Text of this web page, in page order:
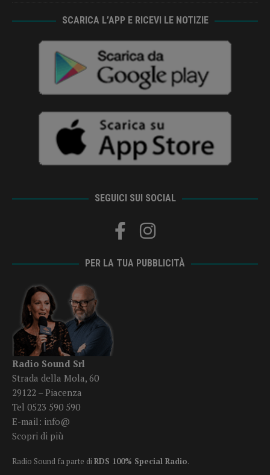
SCARICA L’APP E RICEVI LE NOTIZIE
SEGUICI SUI SOCIAL
PER LA TUA PUBBLICITÀ
Radio Sound Srl
Strada della Mola, 60
29122 – Piacenza
Tel 0523 590 590
E-mail: info@
Scopri di più
Radio Sound fa parte diRDS 100% Special Radio.